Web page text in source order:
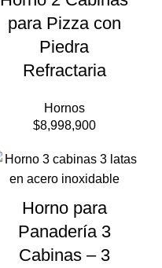
para Pizza con
Piedra
Refractaria
Hornos
$8,998,900
Horno para
Panadería 3
Cabinas – 3